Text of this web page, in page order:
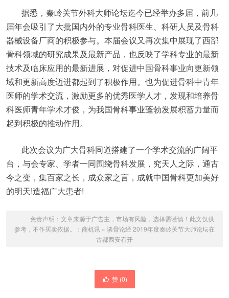
据悉，秦岭关节外科大师论坛迄今已经举办多届，前几
届年会吸引了大批国内外的专业骨科医生、科研人员及骨科
器械设备厂商的积极参与。本届会议又再次集中展现了西部
骨科领域的研究成果及最新产品，也反映了学科专业的最新
技术及临床应用的最新进展，对促进中国骨科事业向更新领
域和更新高度迈进都起到了积极作用。也为促进骨科中青年
医师的学术交流，激励更多的优秀医学人才，发现和培养骨
科医师青年学术才俊，为我国骨科事业蓬勃发展积蓄力量而
起到积极的推动作用。
此次会议为广大骨科同道搭建了一个学术交流的广阔平
台，与会专家、学者一同围绕骨科发展，究天人之际，通古
今之变，集百家之长，成众家之言，成就中国骨科更加美好
的明天!造福广大患者!
免责声明：文章来源于广告主，市场有风险，选择需谨慎！此文仅供
参考，不作买卖依据。： 商机讯 » 谈骨论经 2019年度秦岭关节大师论坛在
古都西安召开
赞 (0)